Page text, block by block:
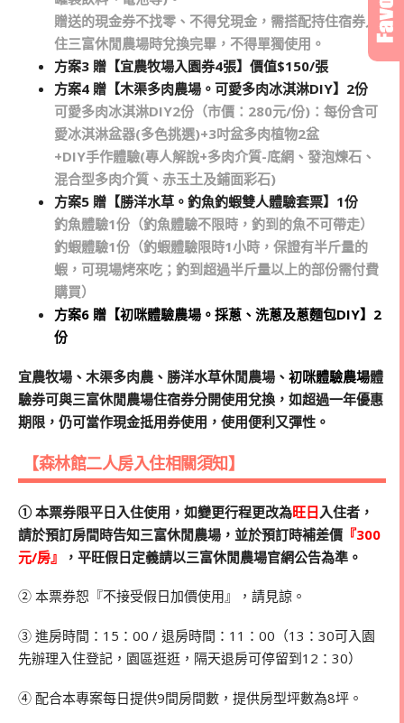
贈送的現金券不找零、不得兌現金，需搭配持住宿券入
住三富休閒農場時兌換完畢，不得單獨使用。
方案3 贈 【宜農牧場入園券4張】價值$150/張
方案4 贈 【木渠多肉農場。可愛多肉冰淇淋DIY】2份
可愛多肉冰淇淋DIY2份（市價：280元/份)：每份含可
愛冰淇淋盆器(多色挑選)+3吋盆多肉植物2盆
+DIY手作體驗(專人解說+多肉介質-底網、發泡煉石、
混合型多肉介質、赤玉土及鋪面彩石)
方案5 贈 【勝洋水草。釣魚釣蝦雙人體驗套票】1份
釣魚體驗1份（釣魚體驗不限時，釣到的魚不可帶走）
釣蝦體驗1份（釣蝦體驗限時1小時，保證有半斤量的
蝦，可現場烤來吃；釣到超過半斤量以上的部份需付費
購買）
方案6 贈【初咪體驗農場。採蔥、洗蔥及蔥麵包DIY】2
份
宜農牧場、木渠多肉農、勝洋水草休閒農場、 初咪體驗農場體
驗券可與三富休閒農場住宿券分開使用兌換，如超過一年優惠
期限，仍可當作現金抵用券使用，使用便利又彈性。
【森林館二人房入住相關須知】
➀ 本票券限平日入住使用，如變更行程更改為旺日 入住者，
請於預訂房間時告知三富休閒農場，並於預訂時補差價 『300
元/房』
，平旺假日定義請以三富休閒農場官網公告為準。
➁ 本票券恕『不接受假日加價使用』，請見諒。
➂ 進房時間：15：00 / 退房時間：11：00（13：30可入園
先辦理入住登記，園區逛逛，隔天退房可停留到12：30）
➃ 配合本專案每日提供9間房間數，提供房型坪數為8坪。